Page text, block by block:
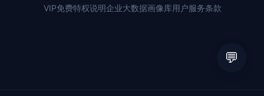
VIP免费特权说明企业大数据画像库用户服务条款
💬